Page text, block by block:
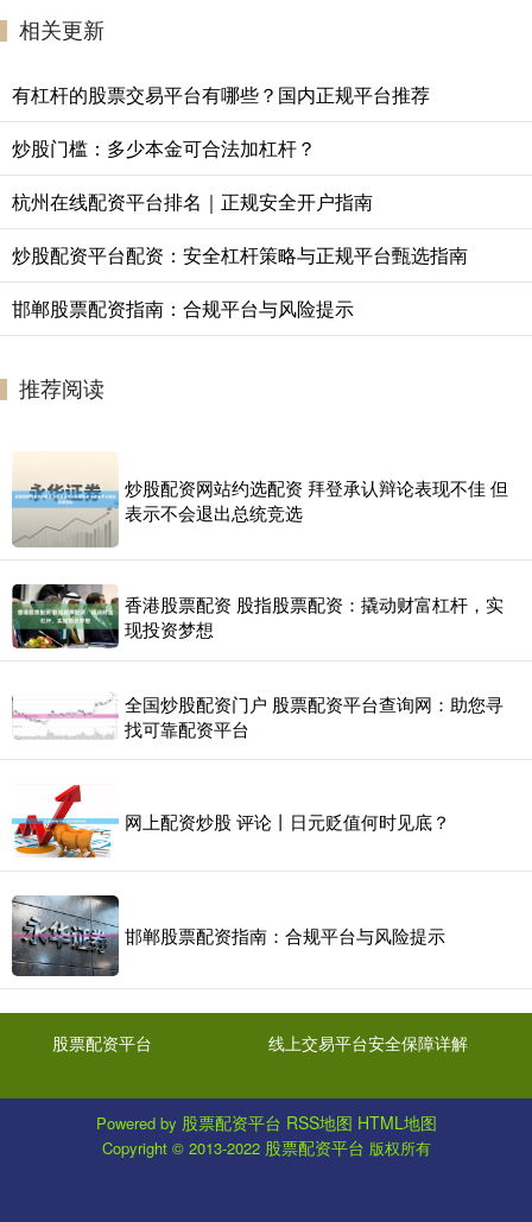
相关更新
有杠杆的股票交易平台有哪些？国内正规平台推荐
炒股门槛：多少本金可合法加杠杆？
杭州在线配资平台排名｜正规安全开户指南
炒股配资平台配资：安全杠杆策略与正规平台甄选指南
邯郸股票配资指南：合规平台与风险提示
推荐阅读
炒股配资网站约选配资 拜登承认辩论表现不佳 但
表示不会退出总统竞选
香港股票配资 股指股票配资：撬动财富杠杆，实
现投资梦想
全国炒股配资门户 股票配资平台查询网：助您寻
找可靠配资平台
网上配资炒股 评论丨日元贬值何时见底？
邯郸股票配资指南：合规平台与风险提示
股票配资平台 线上交易平台安全保障详解
Powered by 股票配资平台 RSS地图 HTML地图
Copyright © 2013-2022 股票配资平台 版权所有